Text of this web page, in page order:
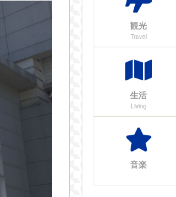
観光
Travel
生活
Living
音楽